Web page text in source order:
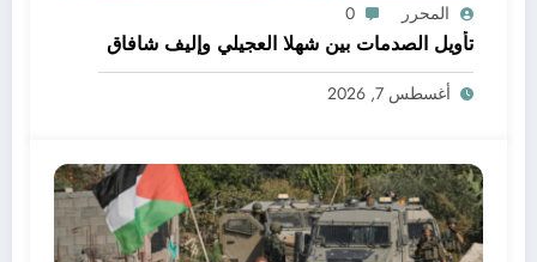
المحرر 0
تأويل الصدمات بين شهلا العجيلي وإليف شافاق
أغسطس 7, 2026